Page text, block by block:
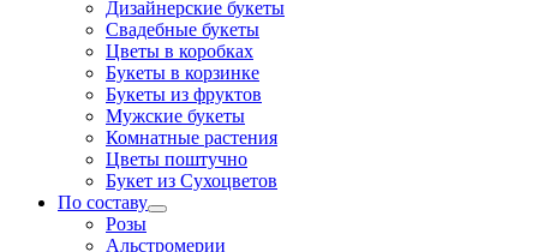
Дизайнерские букеты
Свадебные букеты
Цветы в коробках
Букеты в корзинке
Букеты из фруктов
Мужские букеты
Комнатные растения
Цветы поштучно
Букет из Сухоцветов
По составу
Розы
Альстромерии